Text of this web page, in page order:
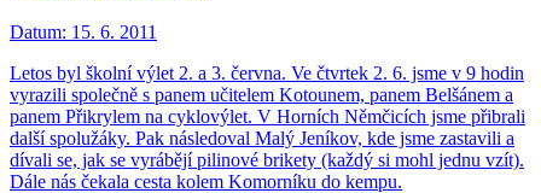
Datum: 15. 6. 2011
Letos byl školní výlet 2. a 3. června. Ve čtvrtek 2. 6. jsme v 9 hodin
vyrazili společně s panem učitelem Kotounem, panem Belšánem a
panem Přikrylem na cyklovýlet. V Horních Němčicích jsme přibrali
další spolužáky. Pak následoval Malý Jeníkov, kde jsme zastavili a
dívali se, jak se vyrábějí pilinové brikety (každý si mohl jednu vzít).
Dále nás čekala cesta kolem Komorníku do kempu.